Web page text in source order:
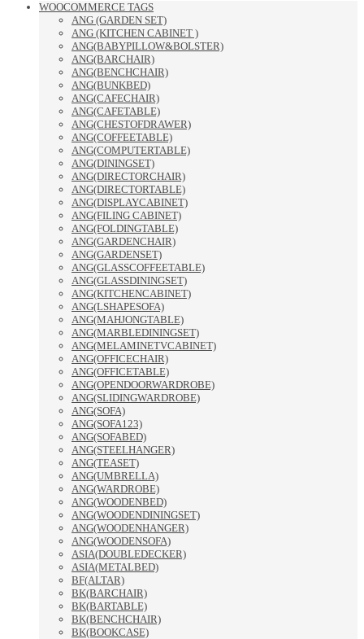
WOOCOMMERCE TAGS
ANG (GARDEN SET)
ANG (KITCHEN CABINET )
ANG(BABYPILLOW&BOLSTER)
ANG(BARCHAIR)
ANG(BENCHCHAIR)
ANG(BUNKBED)
ANG(CAFECHAIR)
ANG(CAFETABLE)
ANG(CHESTOFDRAWER)
ANG(COFFEETABLE)
ANG(COMPUTERTABLE)
ANG(DININGSET)
ANG(DIRECTORCHAIR)
ANG(DIRECTORTABLE)
ANG(DISPLAYCABINET)
ANG(FILING CABINET)
ANG(FOLDINGTABLE)
ANG(GARDENCHAIR)
ANG(GARDENSET)
ANG(GLASSCOFFEETABLE)
ANG(GLASSDININGSET)
ANG(KITCHENCABINET)
ANG(LSHAPESOFA)
ANG(MAHJONGTABLE)
ANG(MARBLEDININGSET)
ANG(MELAMINETVCABINET)
ANG(OFFICECHAIR)
ANG(OFFICETABLE)
ANG(OPENDOORWARDROBE)
ANG(SLIDINGWARDROBE)
ANG(SOFA)
ANG(SOFA123)
ANG(SOFABED)
ANG(STEELHANGER)
ANG(TEASET)
ANG(UMBRELLA)
ANG(WARDROBE)
ANG(WOODENBED)
ANG(WOODENDININGSET)
ANG(WOODENHANGER)
ANG(WOODENSOFA)
ASIA(DOUBLEDECKER)
ASIA(METALBED)
BF(ALTAR)
BK(BARCHAIR)
BK(BARTABLE)
BK(BENCHCHAIR)
BK(BOOKCASE)